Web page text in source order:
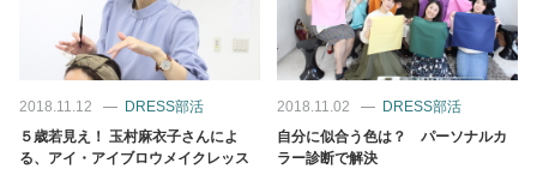
2018.11.12
DRESS部活
５歳若見え！ 玉村麻衣子さんによ
る、アイ・アイブロウメイクレッス
2018.11.02
DRESS部活
自分に似合う色は？ パーソナルカ
ラー診断で解決